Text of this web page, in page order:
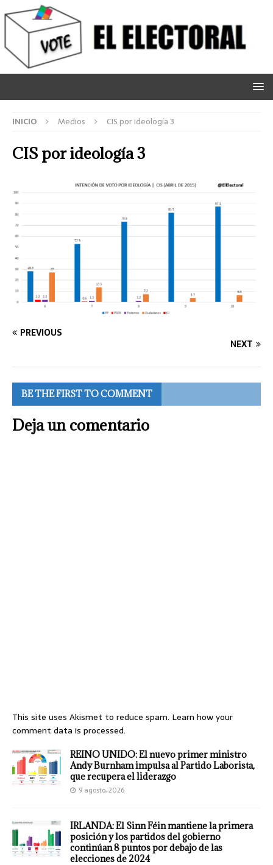
INICIO Medios CIS por ideología 3
CIS por ideología 3
PREVIOUS
NEXT
BE THE FIRST TO COMMENT
Deja un comentario
This site uses Akismet to reduce spam. Learn how your
comment data is processed.
REINO UNIDO: El nuevo primer ministro
Andy Burnham impulsa al Partido Laborista,
que recupera el liderazgo
9 agosto, 2026
IRLANDA: El Sinn Féin mantiene la primera
posición y los partidos del gobierno
continúan 8 puntos por debajo de las
elecciones de 2024